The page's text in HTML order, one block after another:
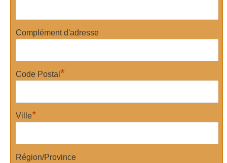
Complément d'adresse
Code Postal *
Ville*
Région/Province